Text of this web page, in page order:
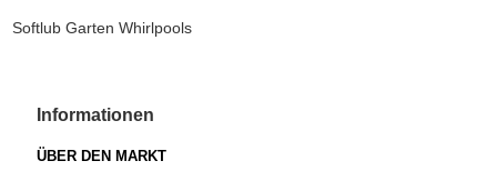
Softlub Garten Whirlpools
Informationen
ÜBER DEN MARKT